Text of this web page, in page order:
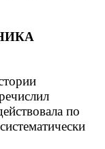
по